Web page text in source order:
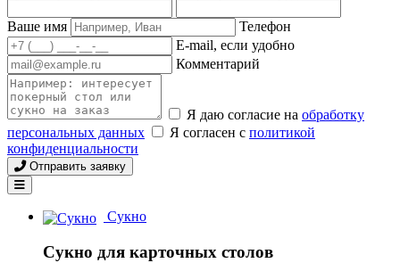
Ваше имя
Телефон
E-mail, если удобно
Комментарий
Я даю согласие на обработку
персональных данных
Я согласен с политикой
конфиденциальности
Отправить заявку
Сукно
Сукно для карточных столов